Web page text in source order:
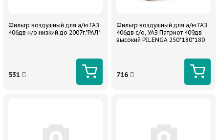
Фильтр воздушный для а/м ГАЗ
406дв н/о низкий до 2007г."РАЛ"
531
Фильтр воздушный для а/м ГАЗ
406дв с/о, УАЗ Патриот 409дв
высокий PILENGA 250*180*180
716